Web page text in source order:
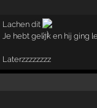
Lachen dit
Je hebt gelijk en hij ging
Laterzzzzzzzz